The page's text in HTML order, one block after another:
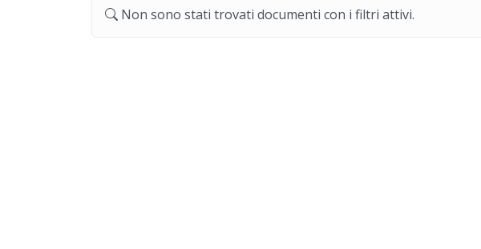
Non sono stati trovati documenti con i filtri attivi.